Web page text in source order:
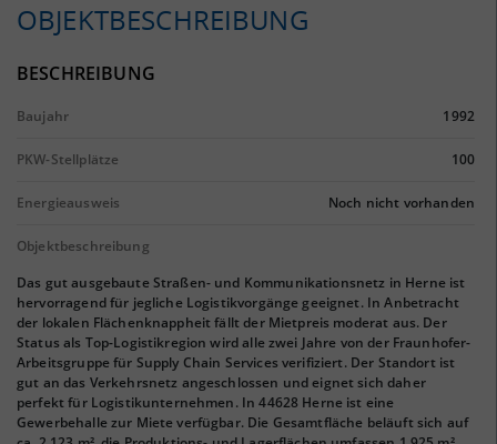
OBJEKTBESCHREIBUNG
BESCHREIBUNG
Baujahr 1992
PKW-Stellplätze 100
Energieausweis Noch nicht vorhanden
Objektbeschreibung
Das gut ausgebaute Straßen- und Kommunikationsnetz in Herne ist
hervorragend für jegliche Logistikvorgänge geeignet. In Anbetracht
der lokalen Flächenknappheit fällt der Mietpreis moderat aus. Der
Status als Top-Logistikregion wird alle zwei Jahre von der Fraunhofer-
Arbeitsgruppe für Supply Chain Services verifiziert. Der Standort ist
gut an das Verkehrsnetz angeschlossen und eignet sich daher
perfekt für Logistikunternehmen. In 44628 Herne ist eine
Gewerbehalle zur Miete verfügbar. Die Gesamtfläche beläuft sich auf